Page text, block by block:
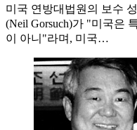
미국 연방대법원의 보수
(Neil Gorsuch)가 "미국은
이 아니"라며, 미국…